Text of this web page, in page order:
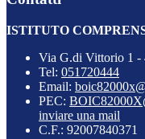
ISTITUTO
Via G.di Vittorio 1 -
Tel: 051720444
Email:
PEC:
inviare una mail
C.F.: 92007840371